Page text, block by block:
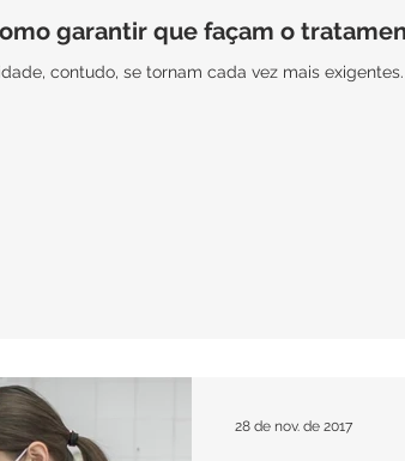
garantir que façam o
contudo, se tornam cada vez mais
28 de nov. de 2017